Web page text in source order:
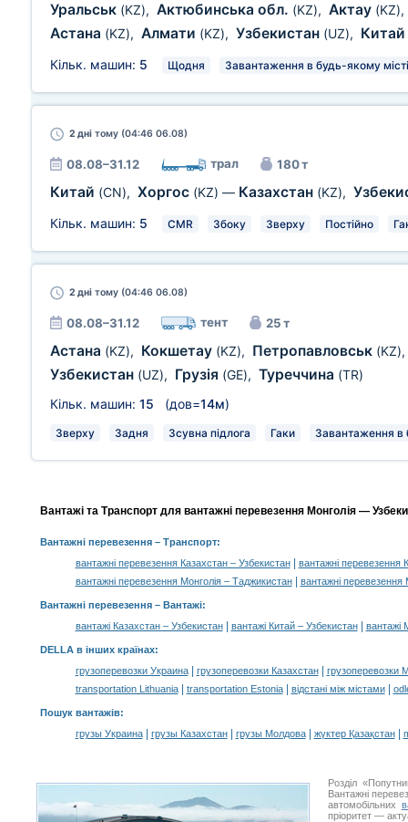
Уральськ (KZ), Актюбинська обл. (KZ), Актау (KZ),
Астана (KZ), Алмати (KZ), Узбекистан (UZ), Китай
Кільк. машин: 5 Щодня Завантаження в будь-якому місті
2 дні тому (04:46 06.08)
08.08–31.12 трал 180 т
Китай (CN), Хоргос (KZ) — Казахстан (KZ),
Кільк. машин: 5 CMR Збоку Зверху Постійно
2 дні тому (04:46 06.08)
08.08–31.12 тент 25 т
Астана (KZ), Кокшетау (KZ), Петропавловськ (KZ),
Узбекистан (UZ), Грузія (GE), Туреччина (TR)
Кільк. машин: 15 (дов=14м)
Зверху Задня Зсувна підлога Гаки Завантаження в
Вантажі та Транспорт для вантажні перевезення Монголія —
Вантажні перевезення– Транспорт:
вантажні перевезення Казахстан – Узбекистан|
вантажні перевезення
вантажні перевезення Монголія – Таджикистан| вантажні перевезення
Вантажні перевезення – Вантажі:
вантажі Казахстан – Узбекистан| вантажі Китай – Узбекистан| вантажі
DELLA в інших країнах:
грузоперевозки Украина| грузоперевозки Казахстан|
грузоперевозки
transportation Lithuania| transportation Estonia| відстані між містами|
Пошук вантажів:
грузы Украина| грузы Казахстан| грузы Молдова| жүктер Қазақстан|
Розділ
Вантажні
автомобільних
пріоритет —